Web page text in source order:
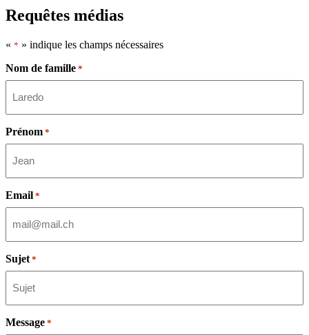
menu
menu
Requêtes médias
« * » indique les champs nécessaires
Nom de famille *
Prénom *
Email *
Sujet *
Message *